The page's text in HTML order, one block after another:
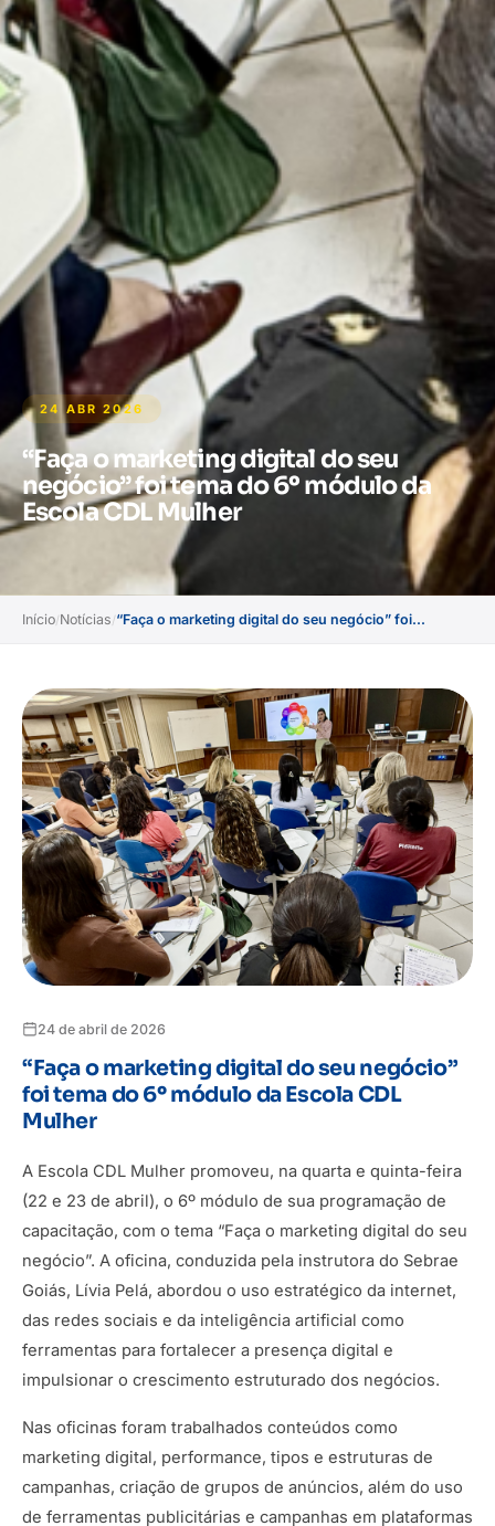
24 ABR 2026
“Faça o marketing digital do seu
negócio” foi tema do 6º módulo da
Escola CDL Mulher
Início/Notícias/“Faça o marketing digital do seu negócio” foi...
24 de abril de 2026
“Faça o marketing digital do seu negócio”
foi tema do 6º módulo da Escola CDL
Mulher
A Escola CDL Mulher promoveu, na quarta e quinta-feira
(22 e 23 de abril), o 6º módulo de sua programação de
capacitação, com o tema “Faça o marketing digital do seu
negócio”. A oficina, conduzida pela instrutora do Sebrae
Goiás, Lívia Pelá, abordou o uso estratégico da internet,
das redes sociais e da inteligência artificial como
ferramentas para fortalecer a presença digital e
impulsionar o crescimento estruturado dos negócios.
Nas oficinas foram trabalhados conteúdos como
marketing digital, performance, tipos e estruturas de
campanhas, criação de grupos de anúncios, além do uso
de ferramentas publicitárias e campanhas em plataformas